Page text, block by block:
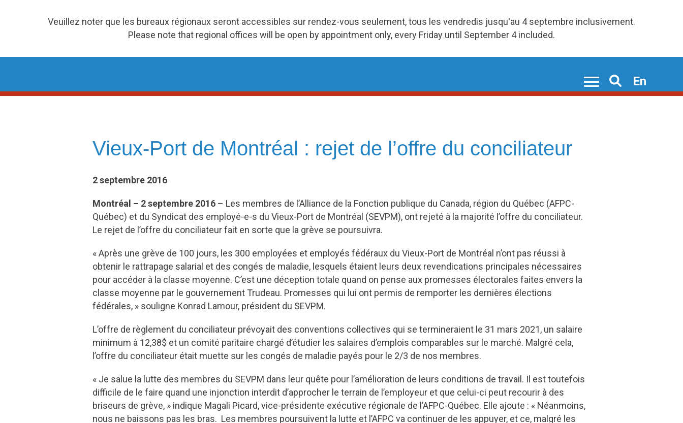
Veuillez noter que les bureaux régionaux seront accessibles sur rendez-vous seulement, tous les vendredis jusqu'au 4 septembre inclusivement.
Please note that regional offices will be open by appointment only, every Friday until September 4 included.
content
Search
En
Vieux-Port de Montréal : rejet de l’offre du conciliateur
2 septembre 2016
Montréal – 2 septembre 2016 – Les membres de l’Alliance de la Fonction publique du Canada, région du Québec (AFPC-
Québec) et du Syndicat des employé-e-s du Vieux-Port de Montréal (SEVPM), ont rejeté à la majorité l’offre du conciliateur.
Le rejet de l’offre du conciliateur fait en sorte que la grève se poursuivra.
« Après une grève de 100 jours, les 300 employées et employés fédéraux du Vieux-Port de Montréal n’ont pas réussi à
obtenir le rattrapage salarial et des congés de maladie, lesquels étaient leurs deux revendications principales nécessaires
pour accéder à la classe moyenne. C’est une déception totale quand on pense aux promesses électorales faites envers la
classe moyenne par le gouvernement Trudeau. Promesses qui lui ont permis de remporter les dernières élections
fédérales, » souligne Konrad Lamour, président du SEVPM.
L’offre de règlement du conciliateur prévoyait des conventions collectives qui se termineraient le 31 mars 2021, un salaire
minimum à 12,38$ et un comité paritaire chargé d’étudier les salaires d’emplois comparables sur le marché. Malgré cela,
l’offre du conciliateur était muette sur les congés de maladie payés pour le 2/3 de nos membres.
« Je salue la lutte des membres du SEVPM dans leur quête pour l’amélioration de leurs conditions de travail. Il est toutefois
difficile de le faire quand une injonction interdit d’approcher le terrain de l’employeur et que celui-ci peut recourir à des
briseurs de grève, » indique Magali Picard, vice-présidente exécutive régionale de l’AFPC-Québec. Elle ajoute : « Néanmoins,
nous ne baissons pas les bras. Les membres poursuivent la lutte et l’AFPC va continuer de les appuyer, et ce, malgré les